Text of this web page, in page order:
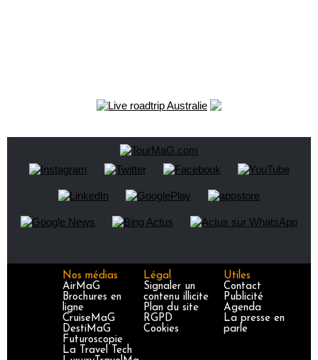
Nos médias
AirMaG
Brochures en
ligne
CruiseMaG
DestiMaG
Futuroscopie
La Travel Tech
Légal
Signaler un
contenu illicite
Plan du site
RGPD
Cookies
Utiles
Contact
Publicité
Agenda
La presse en
parle